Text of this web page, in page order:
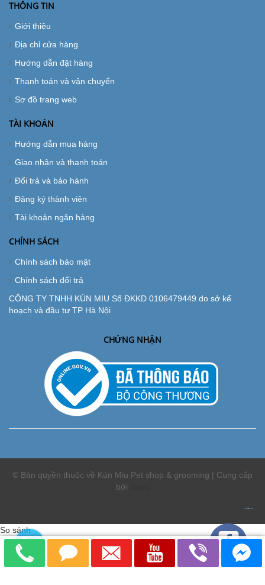
THÔNG TIN
Giới thiệu
Địa chỉ cửa hàng
Hướng dẫn đặt hàng
Thanh toán và vận chuyển
Sơ đồ trang web
TÀI KHOẢN
Hướng dẫn mua hàng
Giao nhận và thanh toán
Đổi trả và bảo hành
Đăng ký thành viên
Tài khoản ngân hàng
CHÍNH SÁCH
Chính sách bảo mật
Chính sách đổi trả
CÔNG TY TNHH KÚN MIU Số ĐKKD 0106479449 do sở kế
hoạch và đầu tư TP Hà Nội
CHỨNG NHẬN
© Bản quyền thuộc về Kún Miu Pet shop & grooming | Cung cấp
bởi
So sánh